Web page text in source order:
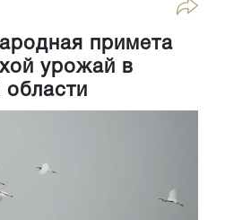
примета
урожай в
области